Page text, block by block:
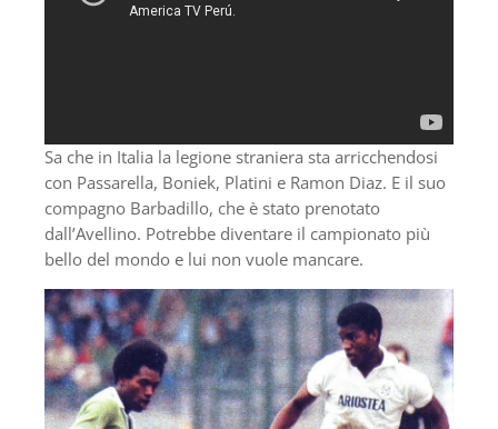
Sa che in Italia la legione straniera sta arricchendosi
con Passarella, Boniek, Platini e Ramon Diaz. E il suo
compagno Barbadillo, che è stato prenotato
dall’Avellino. Potrebbe diventare il campionato più
bello del mondo e lui non vuole mancare.